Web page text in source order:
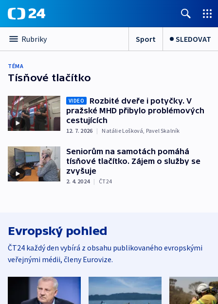
Rubriky Sport SLEDOVAT
TÉMA
Tísňové tlačítko
VIDEO
Rozbité dveře i potyčky. V
pražské MHD přibylo problémových
cestujících
12. 7. 2026 | Natálie Lošková, Pavel Skalník
Seniorům na samotách pomáhá
tísňové tlačítko. Zájem o služby se
zvyšuje
2. 4. 2024 | ČT24
Evropský pohled
ČT24 každý den vybírá z obsahu publikovaného evropskými
veřejnými médii, členy Eurovize.